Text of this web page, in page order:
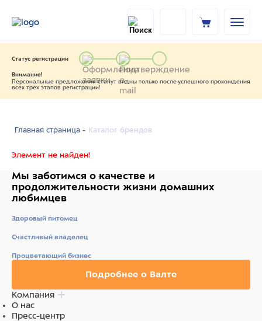
Статус регистрации
Внимание!
Персональные предложения станут видны только после успешного прохождения
всех трех этапов регистрации!
Главная страница - Каталог брендов
Элемент не найден!
Мы заботимся о качестве и
продолжительности жизни домашних
любимцев
Здоровый питомец
Счастливый владелец
Процветающий бизнес
Подробнее о Валте
Компания
О нас
Пресс-центр